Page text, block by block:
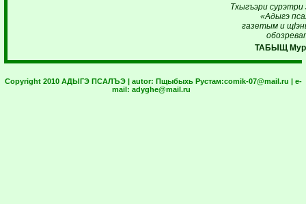
Тхыгъэри сурэтри
«Адыгэ
газетым и
ТАБЫЩ
Copyright 2010 АДЫГЭ ПСАЛЪЭ | autor: Пщыбыхь Рустам:comik-07@mail.ru | e-
mail: adyghe@mail.ru